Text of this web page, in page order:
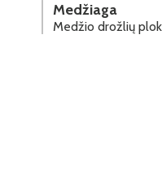
Medžiaga
Medžio drožlių